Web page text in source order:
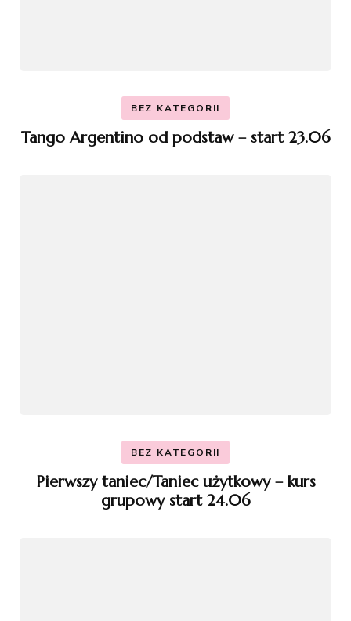
BEZ KATEGORII
Tango Argentino od podstaw – start 23.06
BEZ KATEGORII
Pierwszy taniec/Taniec użytkowy – kurs
grupowy start 24.06